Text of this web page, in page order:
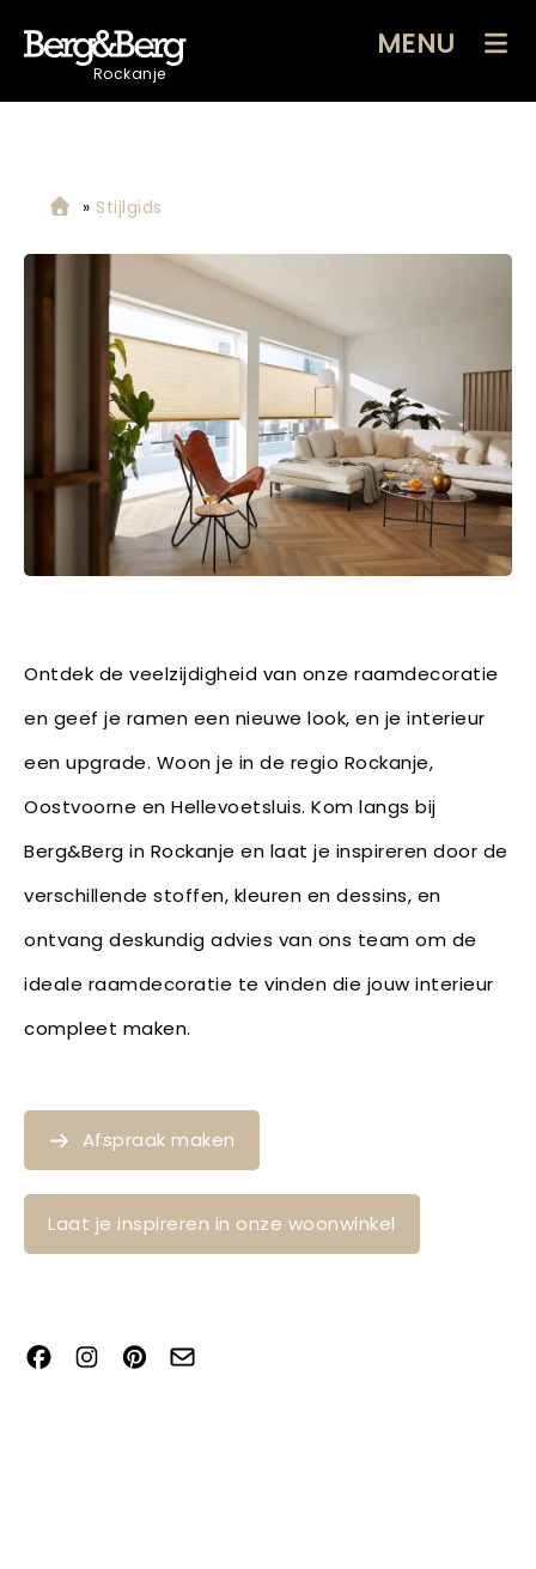
Rockanje
MENU
» Stijlgids
Ontdek de veelzijdigheid van onze raamdecoratie
en geef je ramen een nieuwe look, en je interieur
een upgrade. Woon je in de regio Rockanje,
Oostvoorne en Hellevoetsluis. Kom langs bij
Berg&Berg in Rockanje en laat je inspireren door de
verschillende stoffen, kleuren en dessins, en
ontvang deskundig advies van ons team om de
ideale raamdecoratie te vinden die jouw interieur
compleet maken.
Afspraak maken
Laat je inspireren in onze woonwinkel